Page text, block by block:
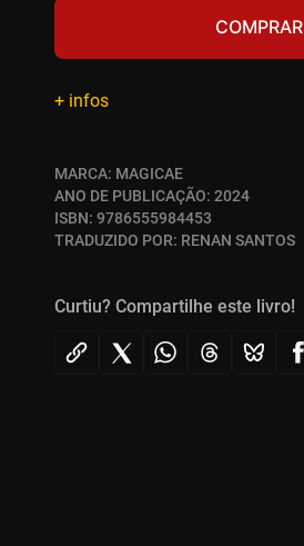
COMPRAR
+ infos
MARCA: MAGICAE
ANO DE PUBLICAÇÃO: 2024
ISBN: 9786555984453
TRADUZIDO POR: RENAN SANTOS
Curtiu? Compartilhe este livro!